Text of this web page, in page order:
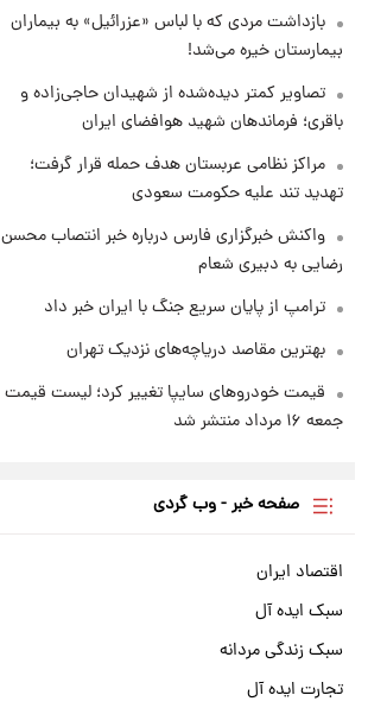
بازداشت مردی که با لباس «عزرائیل» به بیماران
بیمارستان خیره می‌شد!
تصاویر کمتر دیده‌شده از شهیدان حاجی‌زاده و
باقری؛ فرماندهان شهید هوافضای ایران
مراکز نظامی عربستان هدف حمله قرار گرفت؛
تهدید تند علیه حکومت سعودی
واکنش خبرگزاری فارس درباره خبر انتصاب محسن
رضایی به دبیری شعام
ترامپ از پایان سریع جنگ با ایران خبر داد
بهترین مقاصد دریاچه‌های نزدیک تهران
قیمت خودروهای سایپا تغییر کرد؛ لیست قیمت
جمعه ۱۶ مرداد منتشر شد
صفحه خبر - وب گردی
اقتصاد ایران
سبک ایده آل
سبک زندگی مردانه
تجارت ایده آل